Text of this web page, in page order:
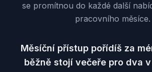
se promítnou do každé další
pracovního měsíce.
Měsíční přístup pořídíš za
běžně stojí večeře pro dva